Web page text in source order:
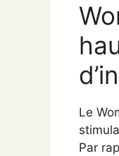
Le
Par